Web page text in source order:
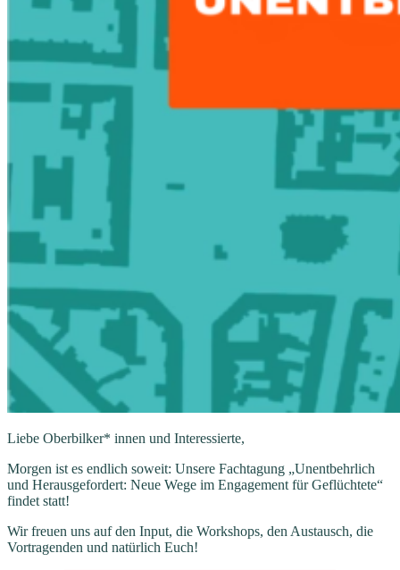
Liebe Oberbilker* innen und Interessierte,
Morgen ist es endlich soweit: Unsere Fachtagung „Unentbehrlich
und Herausgefordert: Neue Wege im Engagement für Geflüchtete“
findet statt!
Wir freuen uns auf den Input, die Workshops, den Austausch, die
Vortragenden und natürlich Euch!